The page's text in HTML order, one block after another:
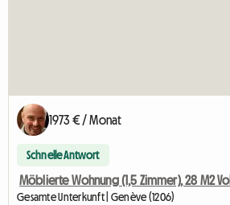
1973 € / Monat
Schnelle Antwort
Gesamte Unterkunft | Genève (1206)